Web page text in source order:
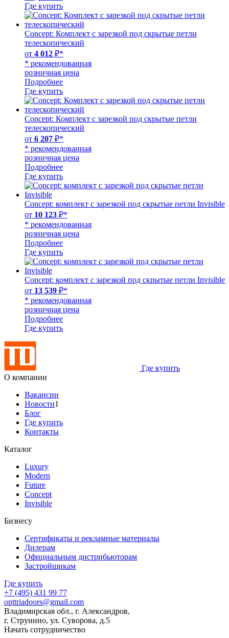
Где купить
Concept: Комплект с зарезкой под скрытые петли
телескопический
от 4 012 ₽*
* рекомендованная
розничная цена
Подробнее
Где купить
Concept: Комплект с зарезкой под скрытые петли
телескопический
от 6 207 ₽*
* рекомендованная
розничная цена
Подробнее
Где купить
Concept: комплект с зарезкой под скрытые петли Invisible
от 10 123 ₽*
* рекомендованная
розничная цена
Подробнее
Где купить
Concept: комплект с зарезкой под скрытые петли Invisible
от 13 539 ₽*
* рекомендованная
розничная цена
Подробнее
Где купить
Где купить
О компании
Вакансии
Новости1
Блог
Где купить
Контакты
Каталог
Luxury
Modern
Future
Concept
Invisible
Бизнесу
Сертификаты и рекламные материалы
Дилерам
Официальным дистрибьюторам
Застройщикам
Где купить
+7 (495) 431 99 77
opttriadoors@gmail.com
Владимирская обл., г. Александров,
г. Струнино, ул. Суворова, д.5
Начать сотрудничество